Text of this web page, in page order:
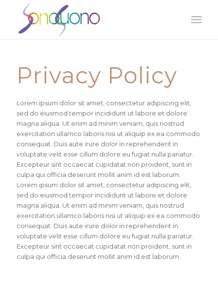
Privacy Policy
Lorem ipsum dolor sit amet, consectetur adipiscing elit,
sed do eiusmod tempor incididunt ut labore et dolore
magna aliqua. Ut enim ad minim veniam, quis nostrud
exercitation ullamco laboris nisi ut aliquip ex ea commodo
consequat. Duis aute irure dolor in reprehenderit in
voluptate velit esse cillum dolore eu fugiat nulla pariatur.
Excepteur sint occaecat cupidatat non proident, sunt in
culpa qui officia deserunt mollit anim id est laborum.
Lorem ipsum dolor sit amet, consectetur adipiscing elit,
sed do eiusmod tempor incididunt ut labore et dolore
magna aliqua. Ut enim ad minim veniam, quis nostrud
exercitation ullamco laboris nisi ut aliquip ex ea commodo
consequat. Duis aute irure dolor in reprehenderit in
voluptate velit esse cillum dolore eu fugiat nulla pariatur.
Excepteur sint occaecat cupidatat non proident, sunt in
culpa qui officia deserunt mollit anim id est laborum.